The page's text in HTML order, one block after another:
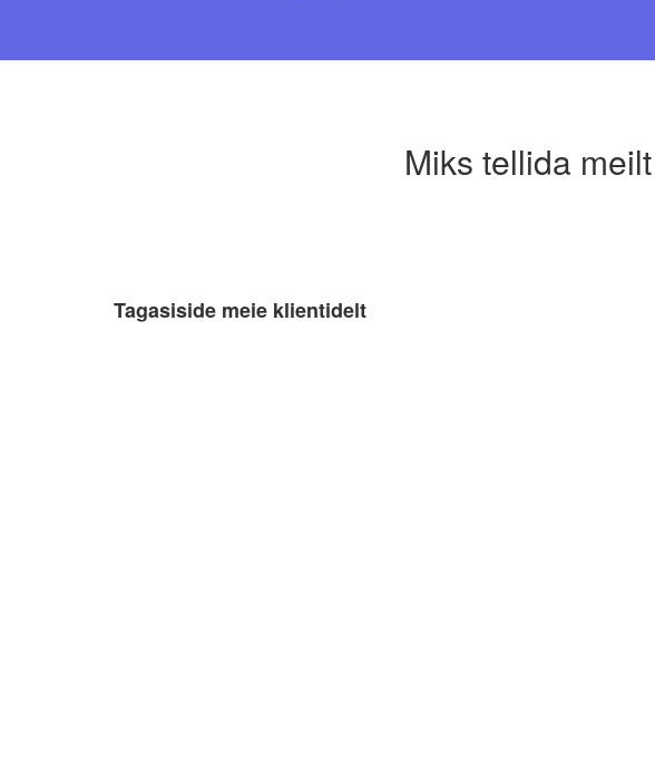
Miks tellida meilt
Tagasiside meie klientidelt